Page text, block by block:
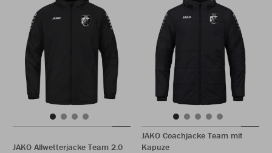
JAKO Allwetterjacke Team 2.0
JAKO Coachjacke Team mit
Kapuze